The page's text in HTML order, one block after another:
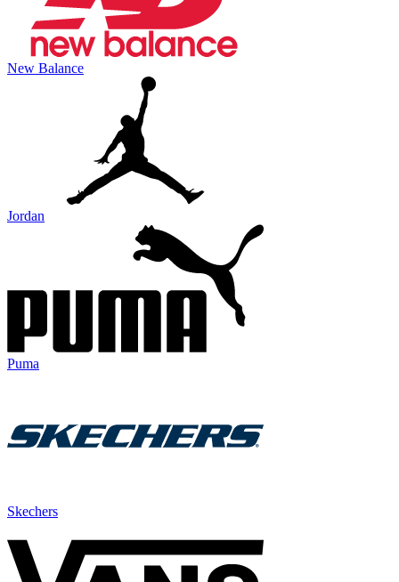
New Balance
Jordan
Puma
Skechers